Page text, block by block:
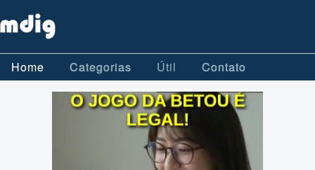
Home Categorias Útil Contato